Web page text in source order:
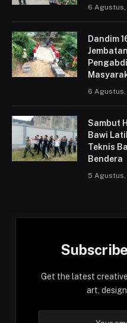
6 Agustus,
Dandim
6 Agustus,
Sambut
Bawi
Teknis
Bendera
5 Agustus,
Get the latest
art,